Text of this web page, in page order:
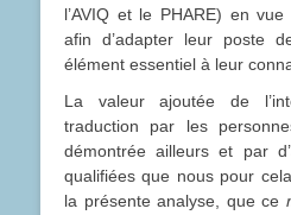
l’AVIQ et le PHARE) en
afin d’adapter leur poste
élément essentiel à leur
La valeur ajoutée de
traduction par les
démontrée ailleurs et par
qualifiées que nous pour cela
la présente analyse, que ce